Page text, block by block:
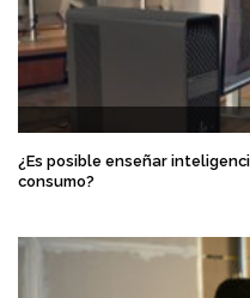
¿Es posible enseñar
consumo?